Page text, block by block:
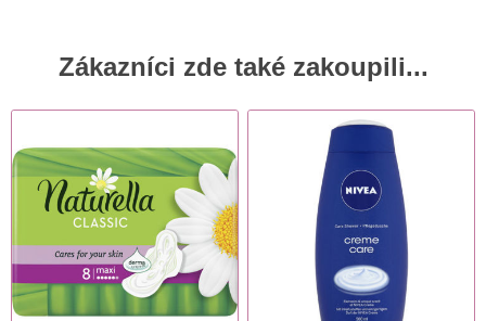
Zákazníci zde také zakoupili...